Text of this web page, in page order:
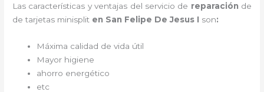
Las características y ventajas del servicio de reparación de
de tarjetas minisplit en San Felipe De Jesus I son:
Máxima calidad de vida útil
Mayor higiene
ahorro energético
etc